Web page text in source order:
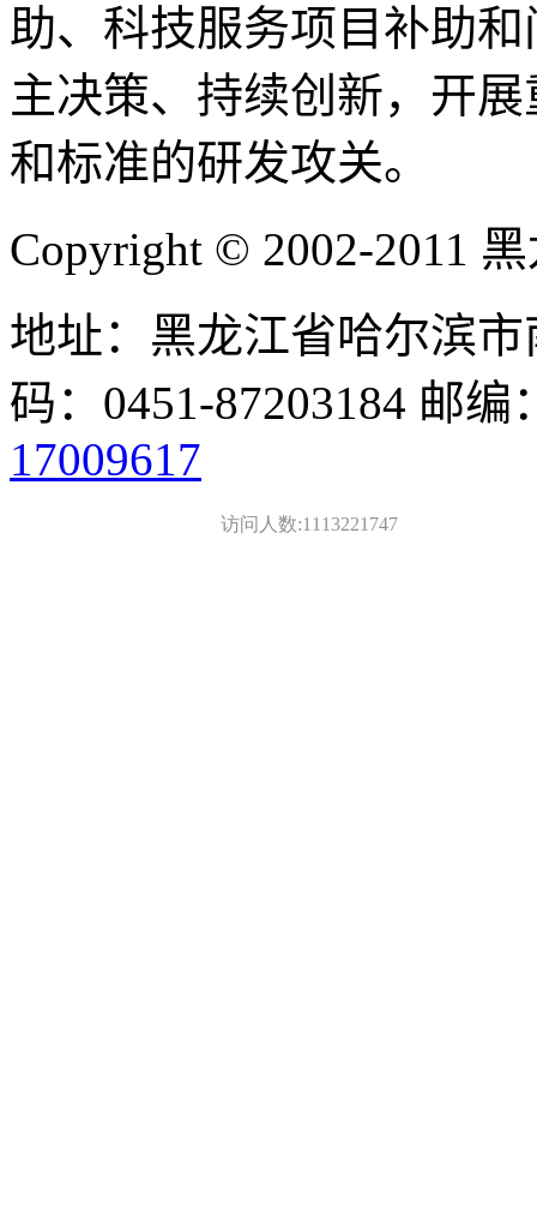
助、科技服务项目补助
主决策、持续创新，开
和标准的研发攻关。
Copyright © 2002-2011
地址：黑龙江省哈尔滨
码：0451-87203184 邮编
17009617